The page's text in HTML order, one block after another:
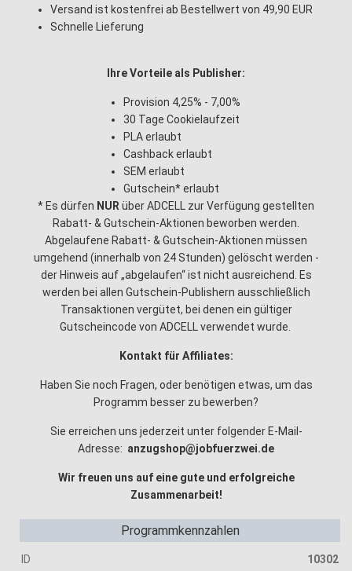
Versand ist kostenfrei ab Bestellwert von 49,90 EUR
Schnelle Lieferung
Ihre Vorteile als Publisher:
Provision 4,25% - 7,00%
30 Tage Cookielaufzeit
PLA erlaubt
Cashback erlaubt
SEM erlaubt
Gutschein* erlaubt
* Es dürfen NUR über ADCELL zur Verfügung gestellten
Rabatt- & Gutschein-Aktionen beworben werden.
Abgelaufene Rabatt- & Gutschein-Aktionen müssen
umgehend (innerhalb von 24 Stunden) gelöscht werden -
der Hinweis auf „abgelaufen“ ist nicht ausreichend. Es
werden bei allen Gutschein-Publishern ausschließlich
Transaktionen vergütet, bei denen ein gültiger
Gutscheincode von ADCELL verwendet wurde.
Kontakt für Affiliates:
Haben Sie noch Fragen, oder benötigen etwas, um das
Programm besser zu bewerben?
Sie erreichen uns jederzeit unter folgender E-Mail-
Adresse: anzugshop@jobfuerzwei.de
Wir freuen uns auf eine gute und erfolgreiche
Zusammenarbeit!
Programmkennzahlen
ID
10302